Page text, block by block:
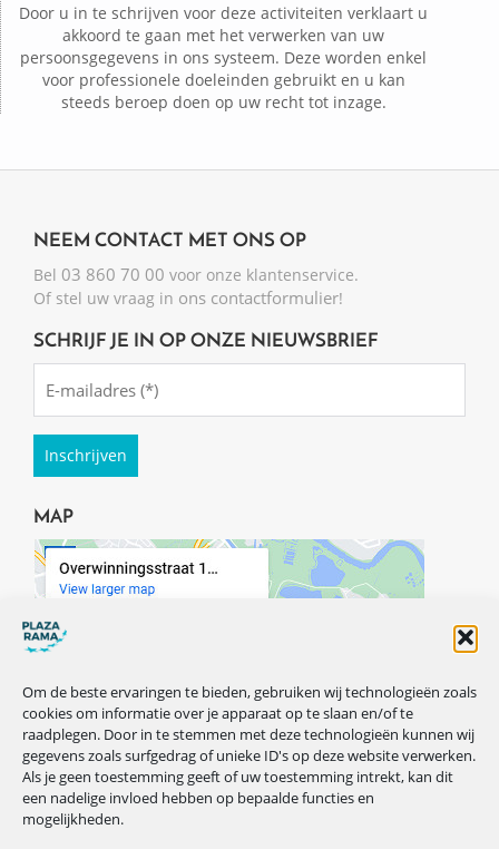
Om de beste ervaringen te bieden, gebruiken wij technologieën zoals
cookies om informatie over je apparaat op te slaan en/of te
raadplegen. Door in te stemmen met deze technologieën kunnen wij
gegevens zoals surfgedrag of unieke ID's op deze website verwerken.
Als je geen toestemming geeft of uw toestemming intrekt, kan dit
een nadelige invloed hebben op bepaalde functies en
mogelijkheden.
Door u in te schrijven voor deze activiteiten verklaart u
akkoord te gaan met het verwerken van uw
persoonsgegevens in ons systeem. Deze worden enkel
voor professionele doeleinden gebruikt en u kan
steeds beroep doen op uw recht tot inzage.
NEEM CONTACT MET ONS OP
Bel 03 860 70 00 voor onze klantenservice.
Of stel uw vraag in ons contactformulier!
SCHRIJF JE IN OP ONZE NIEUWSBRIEF
(Required)
MAP
VOLG ONS OP ONZE SOCIALS